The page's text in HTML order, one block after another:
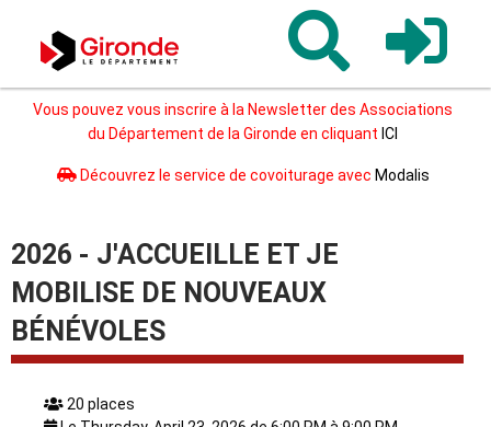
Gironde
Vous pouvez vous inscrire à la Newsletter des Associations
du Département de la Gironde en cliquant ICI
Découvrez le service de covoiturage avec Modalis
2026 - J'ACCUEILLE ET JE
MOBILISE DE NOUVEAUX
BÉNÉVOLES
20 places